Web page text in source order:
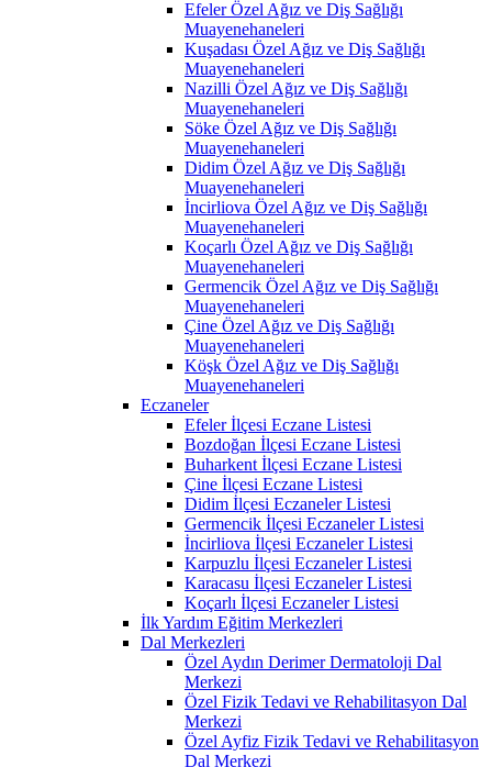
Efeler Özel Ağız ve Diş Sağlığı
Muayenehaneleri
Kuşadası Özel Ağız ve Diş Sağlığı
Muayenehaneleri
Nazilli Özel Ağız ve Diş Sağlığı
Muayenehaneleri
Söke Özel Ağız ve Diş Sağlığı
Muayenehaneleri
Didim Özel Ağız ve Diş Sağlığı
Muayenehaneleri
İncirliova Özel Ağız ve Diş Sağlığı
Muayenehaneleri
Koçarlı Özel Ağız ve Diş Sağlığı
Muayenehaneleri
Germencik Özel Ağız ve Diş Sağlığı
Muayenehaneleri
Çine Özel Ağız ve Diş Sağlığı
Muayenehaneleri
Köşk Özel Ağız ve Diş Sağlığı
Muayenehaneleri
Eczaneler
Efeler İlçesi Eczane Listesi
Bozdoğan İlçesi Eczane Listesi
Buharkent İlçesi Eczane Listesi
Çine İlçesi Eczane Listesi
Didim İlçesi Eczaneler Listesi
Germencik İlçesi Eczaneler Listesi
İncirliova İlçesi Eczaneler Listesi
Karpuzlu İlçesi Eczaneler Listesi
Karacasu İlçesi Eczaneler Listesi
Koçarlı İlçesi Eczaneler Listesi
İlk Yardım Eğitim Merkezleri
Dal Merkezleri
Özel Aydın Derimer Dermatoloji Dal
Merkezi
Özel Fizik Tedavi ve Rehabilitasyon Dal
Merkezi
Özel Ayfiz Fizik Tedavi ve Rehabilitasyon
Dal Merkezi